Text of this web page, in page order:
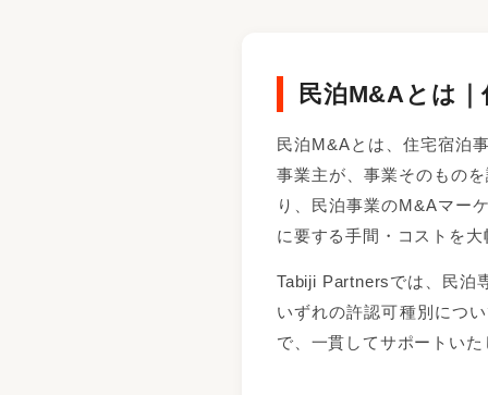
民泊M&Aとは
民泊M&Aとは、住宅宿泊
事業主が、事業そのもの
り、民泊事業のM&Aマー
に要する手間・コストを
Tabiji Partnersでは、民泊
いずれの許認可種別につ
で、一貫してサポートいた